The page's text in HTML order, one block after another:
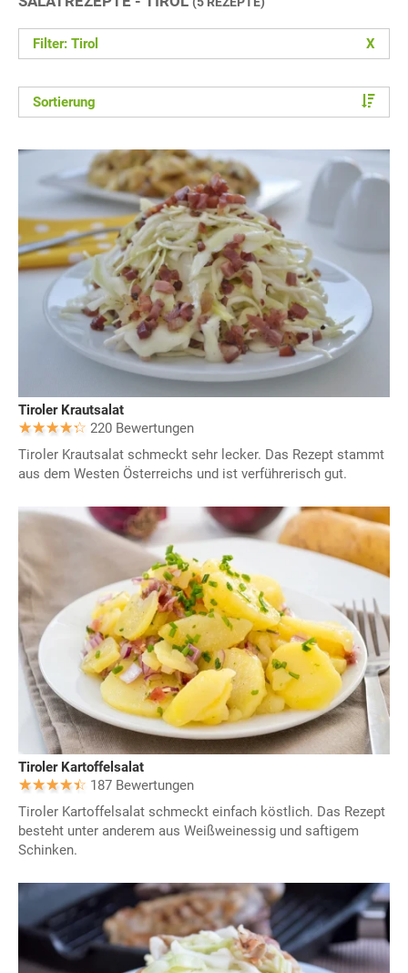
Filter: Tirol X
Sortierung
Tiroler Krautsalat
220 Bewertungen
Tiroler Krautsalat schmeckt sehr lecker. Das Rezept stammt
aus dem Westen Österreichs und ist verführerisch gut.
Tiroler Kartoffelsalat
187 Bewertungen
Tiroler Kartoffelsalat schmeckt einfach köstlich. Das Rezept
besteht unter anderem aus Weißweinessig und saftigem
Schinken.